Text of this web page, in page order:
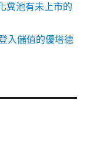
糞池有未上市的
入儲值的優塔德